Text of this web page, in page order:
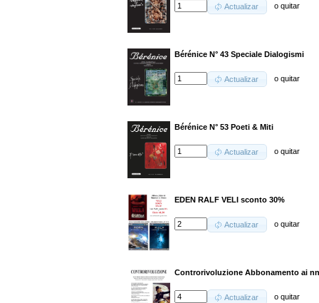
Actualizar oquitar
Bérénice N° 43 Speciale Dialogismi
Actualizar oquitar
Bérénice N° 53 Poeti & Miti
Actualizar oquitar
EDEN RALF VELI sconto 30%
Actualizar oquitar
Controrivoluzione Abbonamento ai
Actualizar oquitar